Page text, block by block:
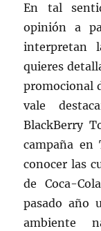
En tal
opinión a
interpretan
quieres
promocional
vale
BlackBerry
campaña
conocer las
de Coca-
pasado año
ambiente